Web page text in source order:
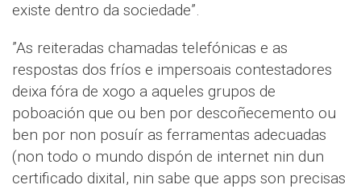
existe dentro da sociedade”.
”As reiteradas chamadas telefónicas e as
respostas dos fríos e impersoais contestadores
deixa fóra de xogo a aqueles grupos de
poboación que ou ben por descoñecemento ou
ben por non posuír as ferramentas adecuadas
(non todo o mundo dispón de internet nin dun
certificado dixital, nin sabe que apps son precisas